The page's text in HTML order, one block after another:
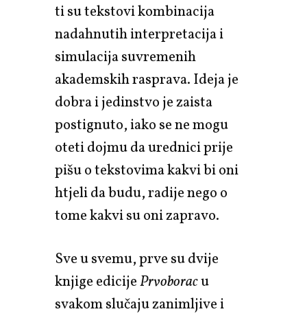
ti su tekstovi kombinacija
nadahnutih interpretacija i
simulacija suvremenih
akademskih rasprava. Ideja je
dobra i jedinstvo je zaista
postignuto, iako se ne mogu
oteti dojmu da urednici prije
pišu o tekstovima kakvi bi oni
htjeli da budu, radije nego o
tome kakvi su oni zapravo.
Sve u svemu, prve su dvije
knjige edicijePrvoboracu
svakom slučaju zanimljive i